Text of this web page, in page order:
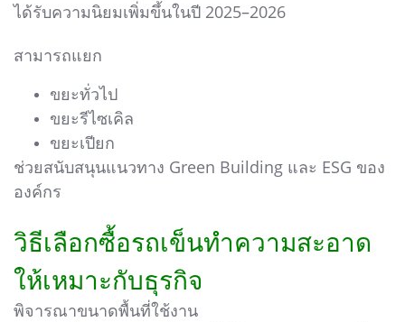
ได้รับความนิยมเพิ่มขึ้นในปี 2025–2026
สามารถแยก
ขยะทั่วไป
ขยะรีไซเคิล
ขยะเปียก
ช่วยสนับสนุนแนวทาง Green Building และ ESG ของ
องค์กร
วิธีเลือกซื้อรถเข็นทำความสะอาด
ให้เหมาะกับธุรกิจ
พิจารณาขนาดพื้นที่ใช้งาน